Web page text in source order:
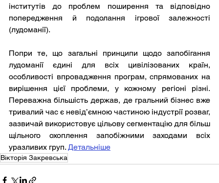
інститутів до проблем поширення та відповідно
попередження й подолання ігрової залежності
(лудоманії).
Попри те, що загальні принципи щодо запобігання
лудоманії єдині для всіх цивілізованих країн,
особливості впровадження програм, спрямованих на
вирішення цієї проблеми, у кожному регіоні різні.
Переважна більшість держав, де гральний бізнес вже
тривалий час є невід’ємною частиною індустрії розваг,
зазвичай використовує цільову сегментацію для більш
щільного охоплення запобіжними заходами всіх
уразливих груп. Детальніше
Вікторія Закревська